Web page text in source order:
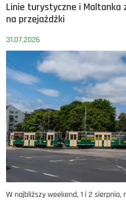
Linie turystyczne i Maltanka
na przejażdżki
31.07.2026
W najbliższy weekend, 1 i 2 sierpnia,